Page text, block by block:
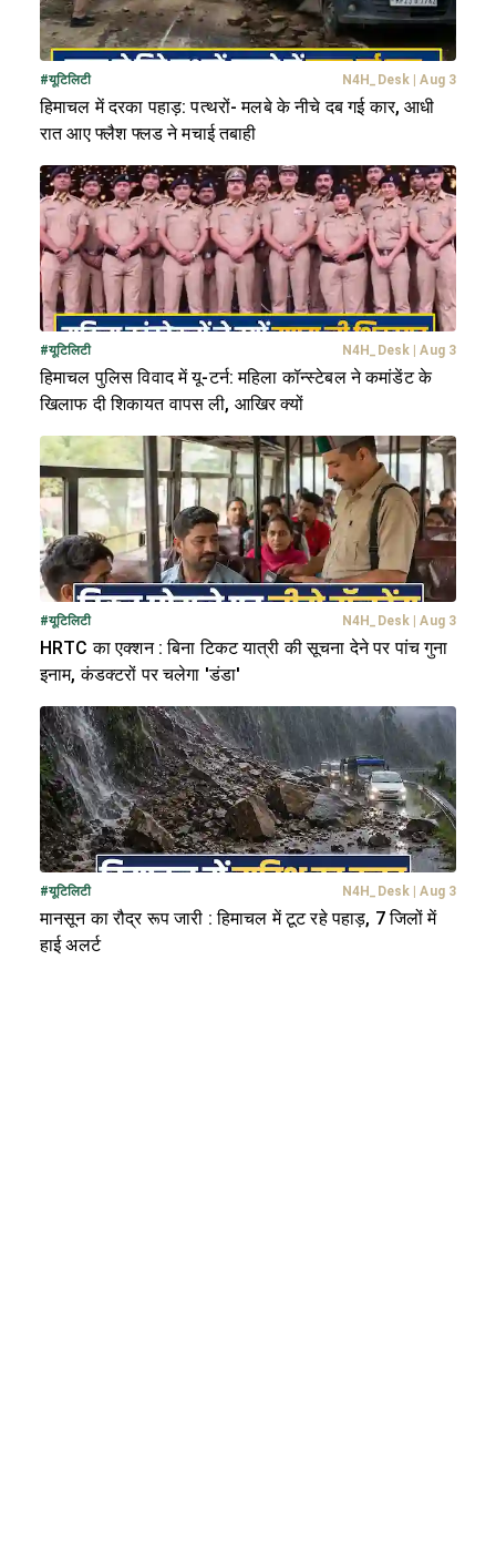
#यूटिलिटी N4H_Desk Aug 3
हिमाचल में दरका पहाड़: पत्थरों- मलबे के नीचे दब गई कार, आधी
रात आए फ्लैश फ्लड ने मचाई तबाही
#यूटिलिटी N4H_Desk Aug 3
हिमाचल पुलिस विवाद में यू-टर्न: महिला कॉन्स्टेबल ने कमांडेंट के
खिलाफ दी शिकायत वापस ली, आखिर क्यों
#यूटिलिटी N4H_Desk Aug 3
HRTC का एक्शन : बिना टिकट यात्री की सूचना देने पर पांच गुना
इनाम, कंडक्टरों पर चलेगा 'डंडा'
#यूटिलिटी N4H_Desk Aug 3
मानसून का रौद्र रूप जारी : हिमाचल में टूट रहे पहाड़, 7 जिलों में
हाई अलर्ट